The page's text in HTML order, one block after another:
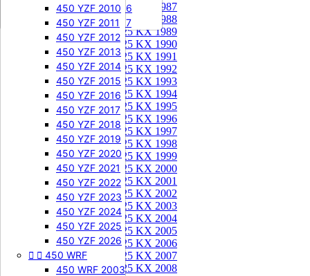
525 EXC-F 2006
525 EXC-F 2007
450 YZF 2010
450 YZF 2011
450 YZF 2012
450 YZF 2013
450 YZF 2014
450 YZF 2015
450 YZF 2016
450 YZF 2017
450 YZF 2018
450 YZF 2019
450 YZF 2020
450 YZF 2021
450 YZF 2022
450 YZF 2023
450 YZF 2024
450 YZF 2025
450 YZF 2026
  450 WRF
450 WRF 2003
125 KX 1987
125 KX 1988
125 KX 1989
125 KX 1990
125 KX 1991
125 KX 1992
125 KX 1993
125 KX 1994
125 KX 1995
125 KX 1996
125 KX 1997
125 KX 1998
125 KX 1999
125 KX 2000
125 KX 2001
125 KX 2002
125 KX 2003
125 KX 2004
125 KX 2005
125 KX 2006
125 KX 2007
125 KX 2008